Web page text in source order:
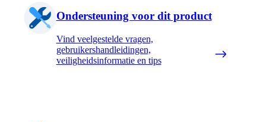
Ondersteuning voor dit product
Vind veelgestelde vragen,
gebruikershandleidingen,
veiligheidsinformatie en tips